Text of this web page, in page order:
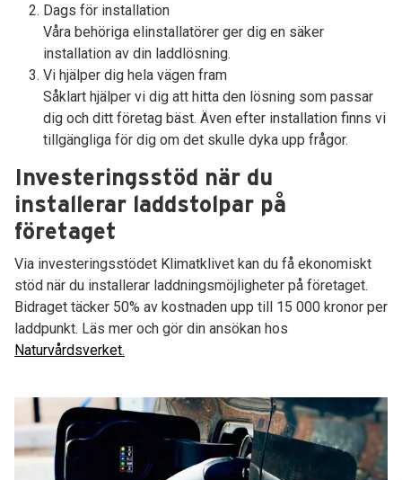
Dags för installation
Våra behöriga elinstallatörer ger dig en säker
installation av din laddlösning.
Vi hjälper dig hela vägen fram
Såklart hjälper vi dig att hitta den lösning som passar
dig och ditt företag bäst. Även efter installation finns vi
tillgängliga för dig om det skulle dyka upp frågor.
Investeringsstöd när du
installerar laddstolpar på
företaget
Via investeringsstödet Klimatklivet kan du få ekonomiskt
stöd när du installerar laddningsmöjligheter på företaget.
Bidraget täcker 50% av kostnaden upp till 15 000 kronor per
laddpunkt. Läs mer och gör din ansökan hos
Naturvårdsverket.